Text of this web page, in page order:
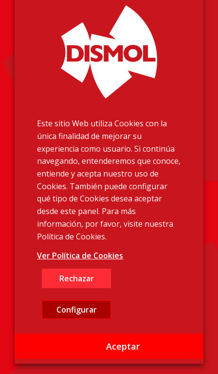
Información Legal
Aviso Legal
Política de Privacidad
Política de Cookies
Más información
Homologaciones
Condiciones de Venta
Contacto
Encuéntranos
Polígono Industrial La Pedrosa. C /
Masquefa (Barcelona)
(+34) 93 772 88 88
Este sitio Web utiliza Cookies con la
única finalidad de mejorar su
experiencia como usuario. Si continúa
navegando, entenderemos que conoce,
entiende y acepta nuestro uso de
Cookies. También puede configurar
qué tipo de Cookies desea aceptar
desde este panel. Para más
información, por favor, visite nuestra
Política de Cookies.
Ver Política de Cookies
Rechazar
Configurar
Aceptar